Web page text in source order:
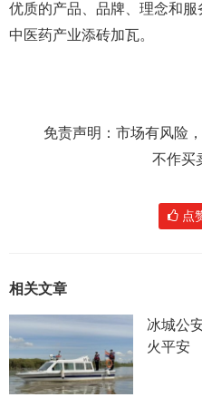
优质的产品、品牌、理念和
中医药产业添砖加瓦。
免责声明：市场有风险
不作买
点
相关文章
冰城公
火平安